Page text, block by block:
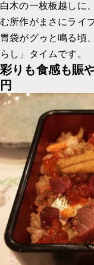
白木の一枚板越しに
む所作がまさにライブ
胃袋がグゥと鳴る頃
らし」タイムです。
彩りも食感も賑
円